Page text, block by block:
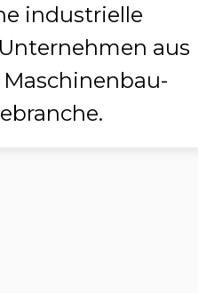
industrielle
aus